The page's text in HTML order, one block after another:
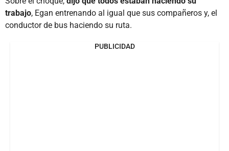
trabajo, Egan entrenando al igual que sus compañeros y, el
conductor de bus haciendo su ruta.
PUBLICIDAD